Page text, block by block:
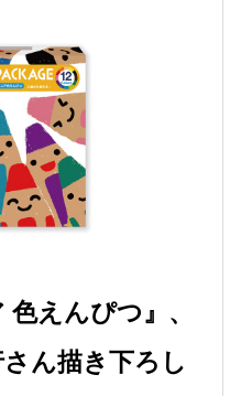
色えんぴつ』、
ん描き下ろし